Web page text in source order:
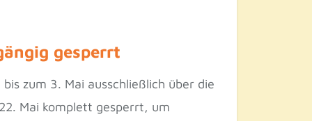
gesperrt
zum 3. Mai ausschließlich über die
Mai komplett gesperrt, um